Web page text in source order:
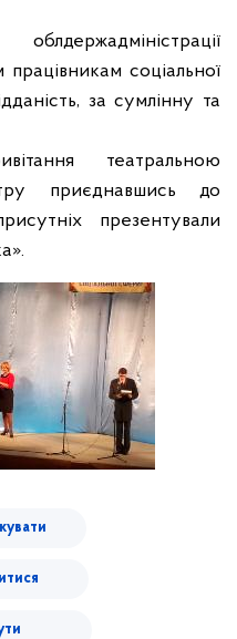
соціальної
за сумлінну та
театральною
приєднавшись до
презентували